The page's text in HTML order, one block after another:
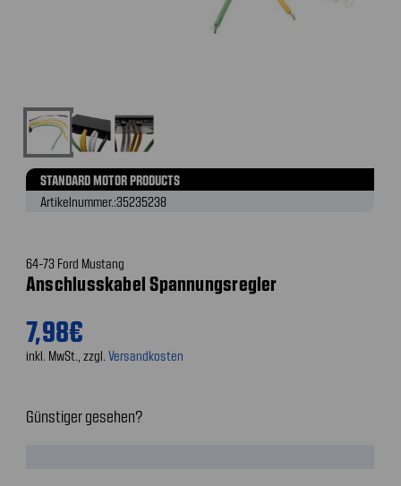
STANDARD MOTOR PRODUCTS
Artikelnummer.:35235238
64-73 Ford Mustang
Anschlusskabel Spannungsregler
7,98€
inkl. MwSt., zzgl. Versandkosten
Günstiger gesehen?